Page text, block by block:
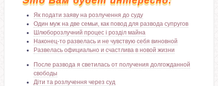
Як подати заяву на розлучення до суду
Один муж на две семьи, как повод для развода супругов
Шлюборозлучний процес і розділ майна
Наконец-то развелась и не чувствую себя виновной
Развелась официально и счастлива в новой жизни
После развода я светилась от получения долгожданной
свободы
Діти та розлучення через суд